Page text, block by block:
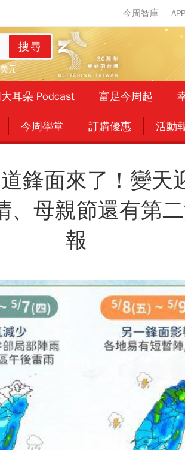
搜尋
美元
耳朵 Podcast 富足今周起
今周學堂 訂購優惠 活動
鋒面來了！變天
母親節還有第
報